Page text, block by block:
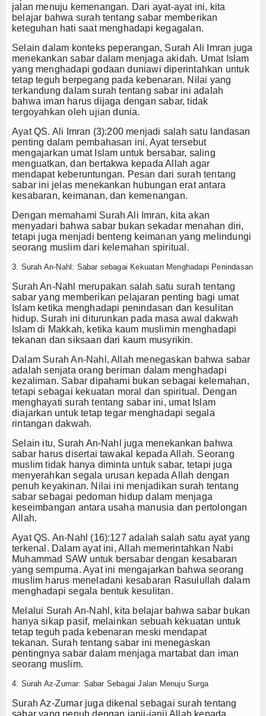
jalan menuju kemenangan. Dari ayat-ayat ini, kita
belajar bahwa surah tentang sabar memberikan
keteguhan hati saat menghadapi kegagalan.
Selain dalam konteks peperangan, Surah Ali Imran juga
menekankan sabar dalam menjaga akidah. Umat Islam
yang menghadapi godaan duniawi diperintahkan untuk
tetap teguh berpegang pada kebenaran. Nilai yang
terkandung dalamsurah tentang sabar ini adalah
bahwa iman harus dijaga dengan sabar, tidak
tergoyahkan oleh ujian dunia.
Ayat QS. Ali Imran (3):200 menjadi salah satu landasan
penting dalam pembahasan ini. Ayat tersebut
mengajarkan umat Islam untuk bersabar, saling
menguatkan, dan bertakwa kepada Allah agar
mendapat keberuntungan. Pesan dari surah tentang
sabarini jelas menekankan hubungan erat antara
kesabaran, keimanan, dan kemenangan.
Dengan memahami Surah Ali Imran, kita akan
menyadari bahwa sabar bukan sekadar menahan diri,
tetapi juga menjadi benteng keimanan yang melindungi
seorang muslim dari kelemahan spiritual.
3. Surah An-Nahl: Sabar sebagai Kekuatan Menghadapi Penindasan
Surah An-Nahl merupakan salah satu surah tentang
sabaryang memberikan pelajaran penting bagi umat
Islam ketika menghadapi penindasan dan kesulitan
hidup. Surah ini diturunkan pada masa awal dakwah
Islam di Makkah, ketika kaum muslimin menghadapi
tekanan dan siksaan dari kaum musyrikin.
Dalam Surah An-Nahl, Allah menegaskan bahwa sabar
adalah senjata orang beriman dalam menghadapi
kezaliman. Sabar dipahami bukan sebagai kelemahan,
tetapi sebagai kekuatan moral dan spiritual. Dengan
menghayatisurah tentang sabarini, umat Islam
diajarkan untuk tetap tegar menghadapi segala
rintangan dakwah.
Selain itu, Surah An-Nahl juga menekankan bahwa
sabar harus disertai tawakal kepada Allah. Seorang
muslim tidak hanya diminta untuk sabar, tetapi juga
menyerahkan segala urusan kepada Allah dengan
penuh keyakinan. Nilai ini menjadikansurah tentang
sabarsebagai pedoman hidup dalam menjaga
keseimbangan antara usaha manusia dan pertolongan
Allah.
Ayat QS. An-Nahl (16):127 adalah salah satu ayat yang
terkenal. Dalam ayat ini, Allah memerintahkan Nabi
Muhammad SAW untuk bersabar dengan kesabaran
yang sempurna. Ayat ini mengajarkan bahwa seorang
muslim harus meneladani kesabaran Rasulullah dalam
menghadapi segala bentuk kesulitan.
Melalui Surah An-Nahl, kita belajar bahwa sabar bukan
hanya sikap pasif, melainkan sebuah kekuatan untuk
tetap teguh pada kebenaran meski mendapat
tekanan. Surah tentang sabar ini menegaskan
pentingnya sabar dalam menjaga martabat dan iman
seorang muslim.
4. Surah Az-Zumar: Sabar Sebagai Jalan Menuju Surga
Surah Az-Zumar juga dikenal sebagaisurah tentang
sabaryang penuh dengan janji-janji Allah kepada